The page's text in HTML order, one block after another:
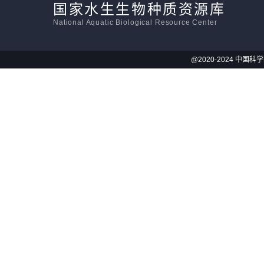
国家水生生物种质资源库
National Aquatic Biological Resource Center
@2020-2024 中国科